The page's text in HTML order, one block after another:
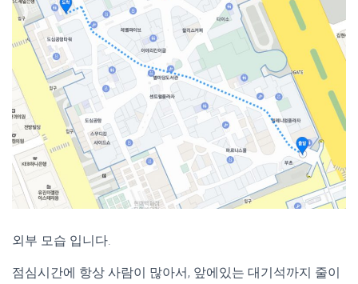
외부 모습 입니다.
점심시간에 항상 사람이 많아서, 앞에있는 대기석까지 줄이